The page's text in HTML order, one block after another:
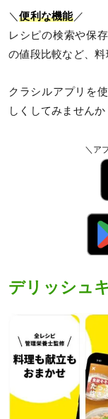
＼便利な機能／
レシピの検索や保
の値段比較など、料
クラシルアプリを
しくしてみませんか
＼ア
デリッシュ